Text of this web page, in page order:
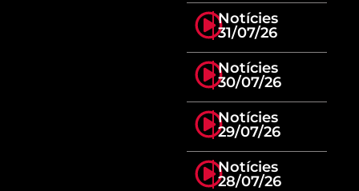
Notícies
31/07/26
Notícies
30/07/26
Notícies
29/07/26
Notícies
28/07/26